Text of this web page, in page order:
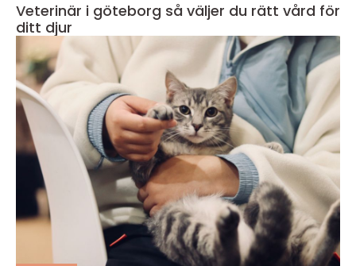
Veterinär i göteborg så väljer du rätt vård för
ditt djur